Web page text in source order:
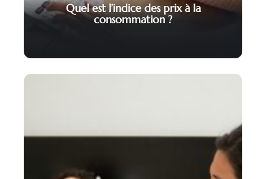
Quel est l’indice des prix à la
consommation ?